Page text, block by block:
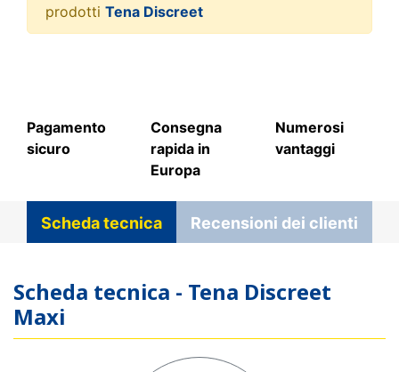
prodotti Tena Discreet
Pagamento
sicuro
Consegna
rapida in
Europa
Numerosi
vantaggi
Scheda tecnica Recensioni dei clienti
Scheda tecnica - Tena Discreet
Maxi